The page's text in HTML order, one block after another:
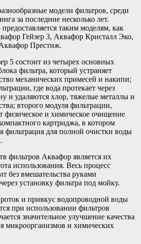
модели фильтров, среди
за последние несколько лет.
таким моделям, как
Гейзер 3, Аквафор Кристалл Эко,
Престиж.
5 состоит из четырех основных
фильтра, который устраняет
механических примесей и накипи;
где вода протекает через
и удаляются хлор, тяжелые металлы и
второго модуля фильтрации,
физическое и химическое очищение
картриджа, в котором
фильтрация для полной очистки воды
фильтров Аквафор является их
использования. Весь процесс
без вмешательства руками
установку фильтра под мойку.
и привкус водопроводной воды
при использовании фильтров
значительное улучшение качества
микроорганизмов и химических